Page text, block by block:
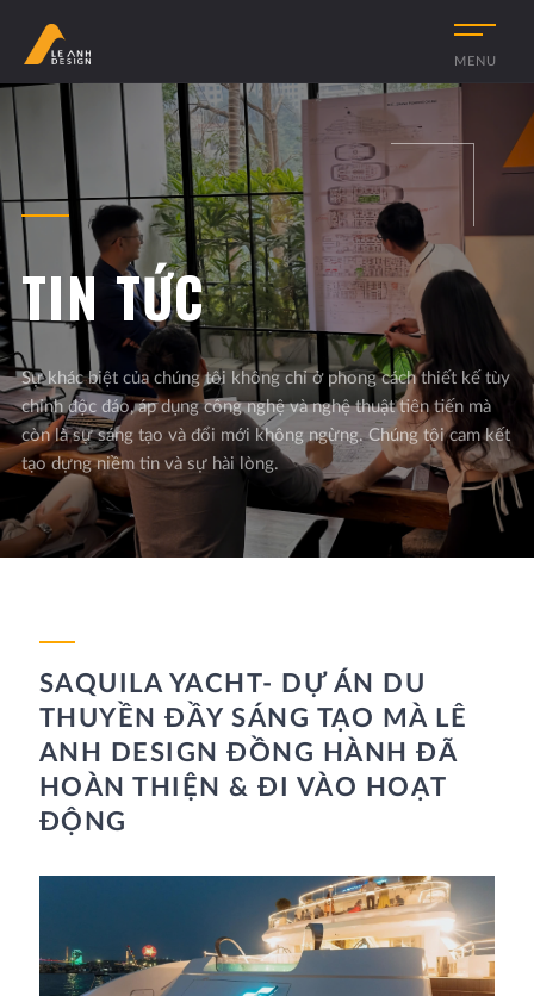
MENU
TIN TỨC
Sự khác biệt của chúng tôi không chỉ ở phong cách thiết kế tùy
chỉnh độc đáo, áp dụng công nghệ và nghệ thuật tiên tiến mà
còn là sự sáng tạo và đổi mới không ngừng. Chúng tôi cam kết
tạo dựng niềm tin và sự hài lòng.
SAQUILA YACHT- DỰ ÁN DU
THUYỀN ĐẦY SÁNG TẠO MÀ LÊ
ANH DESIGN ĐỒNG HÀNH ĐÃ
HOÀN THIỆN & ĐI VÀO HOẠT
ĐỘNG